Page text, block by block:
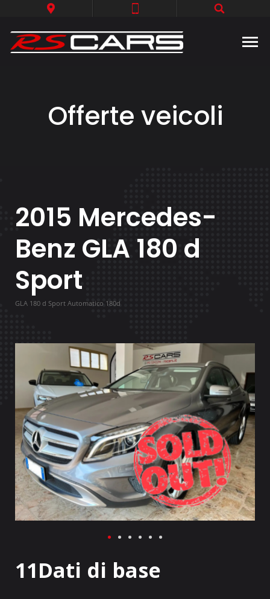
Offerte veicoli
2015 Mercedes-
Benz GLA 180 d
Sport
GLA 180 d Sport Automatico 180d
11Dati di base